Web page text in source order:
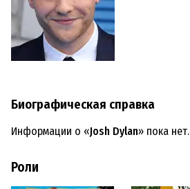
Биографическая справка
Информации о «Josh Dylan» пока нет.
Роли